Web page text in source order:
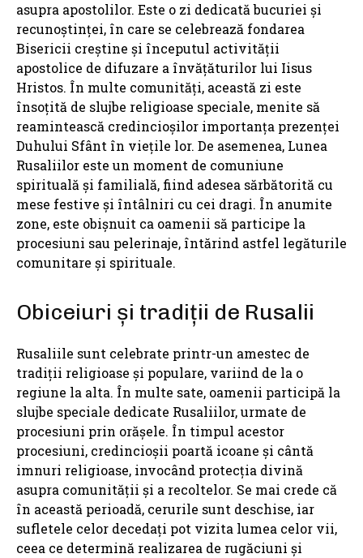
asupra apostolilor. Este o zi dedicată bucuriei și
recunoștinței, în care se celebrează fondarea
Bisericii creștine și începutul activității
apostolice de difuzare a învățăturilor lui Iisus
Hristos. În multe comunități, această zi este
însoțită de slujbe religioase speciale, menite să
reamintească credincioșilor importanța prezenței
Duhului Sfânt în viețile lor. De asemenea, Lunea
Rusaliilor este un moment de comuniune
spirituală și familială, fiind adesea sărbătorită cu
mese festive și întâlniri cu cei dragi. În anumite
zone, este obișnuit ca oamenii să participe la
procesiuni sau pelerinaje, întărind astfel legăturile
comunitare și spirituale.
Obiceiuri și tradiții de Rusalii
Rusaliile sunt celebrate printr-un amestec de
tradiții religioase și populare, variind de la o
regiune la alta. În multe sate, oamenii participă la
slujbe speciale dedicate Rusaliilor, urmate de
procesiuni prin orășele. În timpul acestor
procesiuni, credincioșii poartă icoane și cântă
imnuri religioase, invocând protecția divină
asupra comunității și a recoltelor. Se mai crede că
în această perioadă, cerurile sunt deschise, iar
sufletele celor decedați pot vizita lumea celor vii,
ceea ce determină realizarea de rugăciuni și